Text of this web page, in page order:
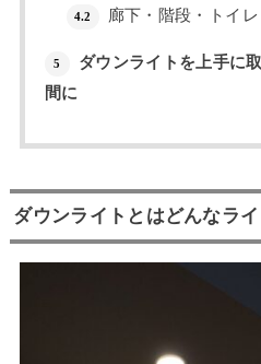
4.2 廊下・階段・トイ
5
ダウンライトを上手に
間に
ダウンライトとはどんなライ